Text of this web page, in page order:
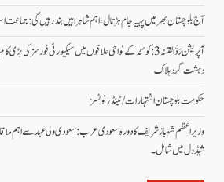
آج بلوچستان بھر میں پہیہ جام ہڑتال، اہم شاہراہیں بند رہیں گی: جماعت
آپریشن رَدُّ الفتنہ 3: کوئٹہ کے نواحی علاقوں میں سیکیورٹی فورسز کی
دہشت گرد ہلاک
حکومت بلوچستان اشتہارات/ ٹینڈر نوٹسز
وزیراعظم شہباز شریف کا دورہ سعودی عرب: سعودی ولی عہد سے اہم
شیڈول میں شامل۔